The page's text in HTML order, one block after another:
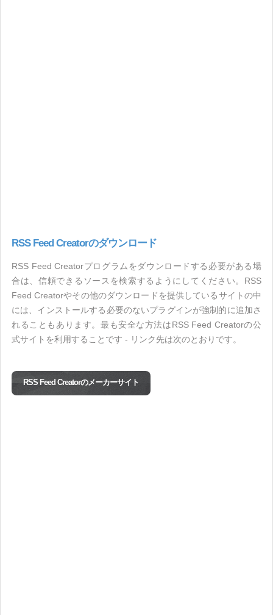
RSS Feed Creatorのダウンロード
RSS Feed Creatorプログラムをダウンロードする必要がある場
合は、信頼できるソースを検索するようにしてください。RSS
Feed Creatorやその他のダウンロードを提供しているサイトの中
には、インストールする必要のないプラグインが強制的に追加さ
れることもあります。最も安全な方法はRSS Feed Creatorの公
式サイトを利用することです - リンク先は次のとおりです。
RSS Feed Creatorのメーカーサイト